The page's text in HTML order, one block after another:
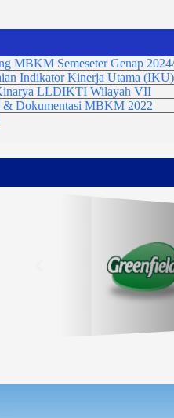
MBKM Semeseter Genap
Indikator Kinerja Utama
LLDIKTI Wilayah VII
Dokumentasi MBKM 2022